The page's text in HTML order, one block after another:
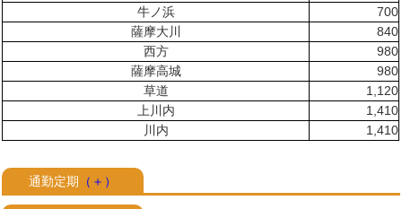
牛ノ浜
700
薩摩大川
840
西方
980
薩摩高城
980
草道
1,120
上川内
1,410
川内
1,410
通勤定期 （＋）